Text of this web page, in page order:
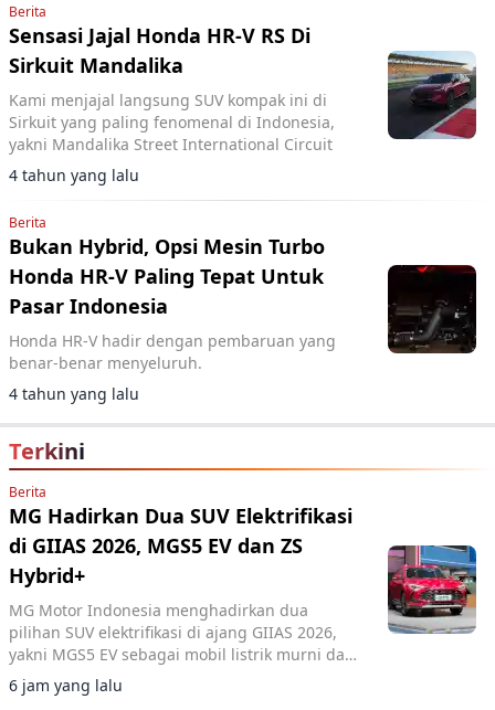
Berita
Sensasi Jajal Honda HR-V RS Di
Sirkuit Mandalika
Kami menjajal langsung SUV kompak ini di
Sirkuit yang paling fenomenal di Indonesia,
yakni Mandalika Street International Circuit
4 tahun yang lalu
Berita
Bukan Hybrid, Opsi Mesin Turbo
Honda HR-V Paling Tepat Untuk
Pasar Indonesia
Honda HR-V hadir dengan pembaruan yang
benar-benar menyeluruh.
4 tahun yang lalu
Terkini
Berita
MG Hadirkan Dua SUV Elektrifikasi
di GIIAS 2026, MGS5 EV dan ZS
Hybrid+
MG Motor Indonesia menghadirkan dua
pilihan SUV elektrifikasi di ajang GIIAS 2026,
yakni MGS5 EV sebagai mobil listrik murni dan
MG ZS Hybrid+ yang mengusung teknologi full
hybrid.
6 jam yang lalu